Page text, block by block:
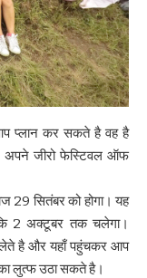
प्लान कर सकते है वह है
अपने जीरो फेस्टिवल ऑफ
29 सितंबर को होगा। यह
2 अक्टूबर तक चलेगा।
है और यहाँ पहुंचकर आप
लुत्फ उठा सकते है।